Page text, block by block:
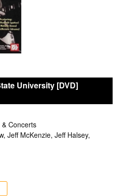
University [DVD]
Concerts
Jeff McKenzie, Jeff Halsey,